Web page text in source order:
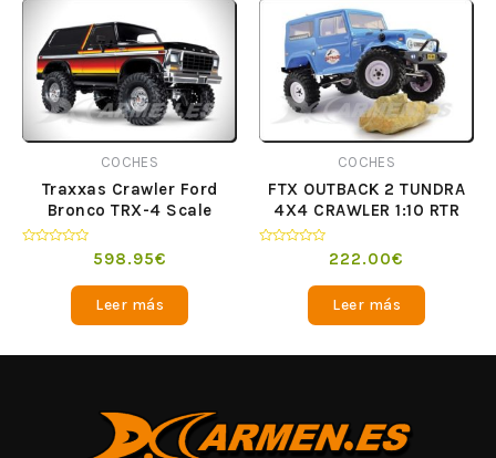
COCHES
Traxxas Crawler Ford
Bronco TRX-4 Scale
598.95€
Leer más
COCHES
FTX OUTBACK 2 TUNDRA
4X4 CRAWLER 1:10 RTR
222.00€
Leer más